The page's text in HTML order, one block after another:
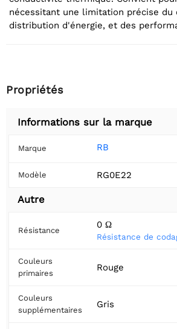
nécessitant une limitation précise du
distribution d'énergie, et des
Propriétés
Informations sur la marque
Marque RB
Modèle RG0E22
Autre
Résistance
0 Ω
Résistance de
Couleurs
primaires
Rouge
Couleurs
supplémentaires
Gris